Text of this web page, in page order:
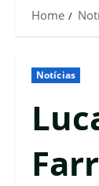
Home
Notícias